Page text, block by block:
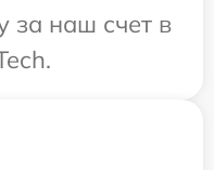
за наш счет в